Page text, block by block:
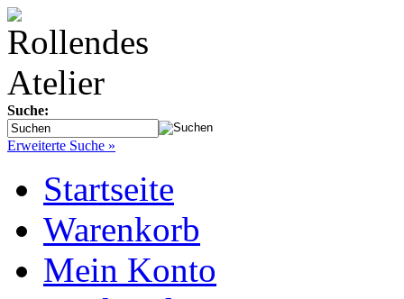
Suche:
Erweiterte Suche »
Startseite
Warenkorb
Mein Konto